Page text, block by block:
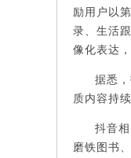
励用户以
录、生活
像化表达
据悉
质内容持
抖音
磨铁图书